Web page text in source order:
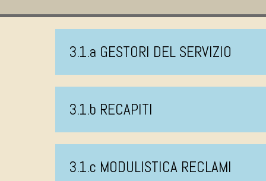
3.1.a GESTORI DEL SERVIZIO
3.1.b RECAPITI
3.1.c MODULISTICA RECLAMI